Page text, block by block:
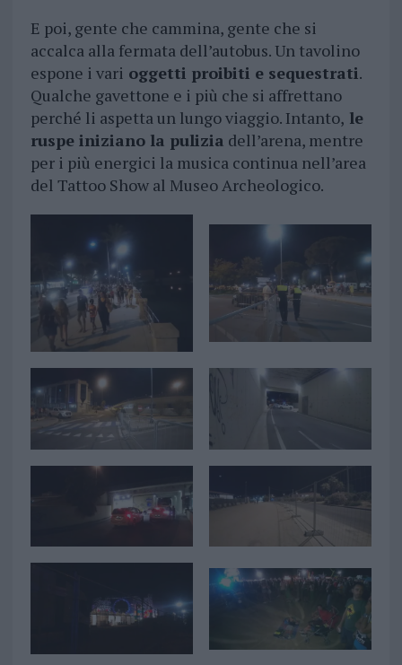
E poi, gente che cammina, gente che si
accalca alla fermata dell’autobus. Un tavolino
espone i vari oggetti proibiti e sequestrati.
Qualche gavettone e i più che si affrettano
perché li aspetta un lungo viaggio. Intanto, le
ruspe iniziano la pulizia dell’arena, mentre
per i più energici la musica continua nell’area
del Tattoo Show al Museo Archeologico.